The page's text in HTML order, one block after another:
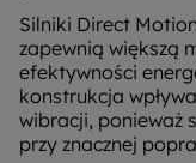
Silniki Direct
zapewnią większą
efektywności
konstrukcja
wibracji, ponieważ
przy znacznej